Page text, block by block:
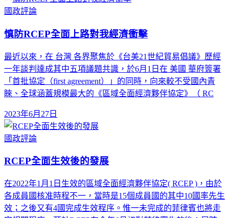
國政評論
慎防RCEP全面上路對我經濟衝擊
最近以來，在 台灣 各界聚焦於《台美21世紀貿易倡議》歷經
一年談判達成其中五項議題共識，於6月1日在 美國 華府簽署
「首批協定（first agreement）」的同時，向來較不受國內青
睞、全球涵蓋規模最大的《區域全面經濟夥伴協定》（ RC
2023年6月27日
國政評論
RCEP全面生效後的發展
在2022年1月1日生效的區域全面經濟夥伴協定( RCEP )，由於
各成員國核准時程不一，當時是15個成員國的其中10國率先生
效；之後又有4國完成生效程序。惟一未完成的菲律賓也將走